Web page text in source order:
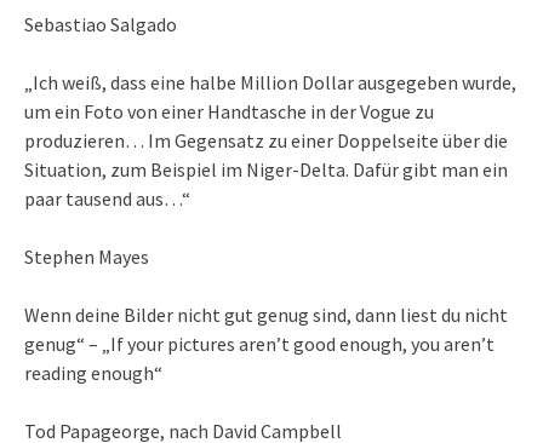
Sebastiao Salgado
„Ich weiß, dass eine halbe Million Dollar ausgegeben wurde,
um ein Foto von einer Handtasche in der Vogue zu
produzieren… Im Gegensatz zu einer Doppelseite über die
Situation, zum Beispiel im Niger-Delta. Dafür gibt man ein
paar tausend aus…“
Stephen Mayes
Wenn deine Bilder nicht gut genug sind, dann liest du nicht
genug“ – „If your pictures aren’t good enough, you aren’t
reading enough“
Tod Papageorge, nach David Campbell